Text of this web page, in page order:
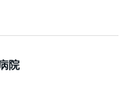
院